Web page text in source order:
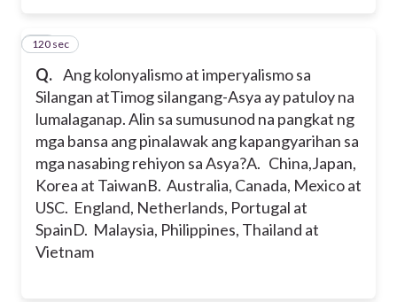
Q. Ang kolonyalismo at imperyalismo sa
Silangan atTimog silangang-Asya ay patuloy na
lumalaganap. Alin sa sumusunod na pangkat ng
mga bansa ang pinalawak ang kapangyarihan sa
mga nasabing rehiyon sa Asya?A. China,Japan,
Korea at TaiwanB. Australia, Canada, Mexico at
USC. England, Netherlands, Portugal at
SpainD. Malaysia, Philippines, Thailand at
Vietnam
15
120 sec